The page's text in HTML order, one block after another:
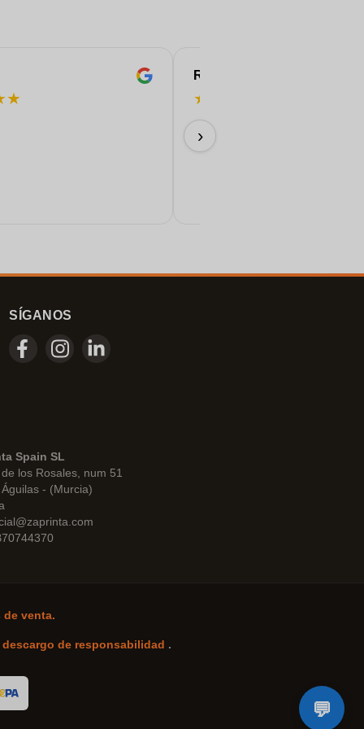
★
ROBERT
★
¡Perfecto!
11/06/2026
›
SÍGANOS
Spain SL
los Rosales, num 51
- (Murcia)
venta.
descargo de responsabilidad .